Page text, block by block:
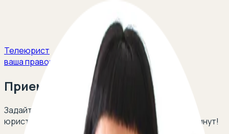
Телеюрист
ваша правовая защита
Приемная семья
Задайте свой вопрос и получите ответ опытных
юристов в сфере семейного права в течение 5 минут!